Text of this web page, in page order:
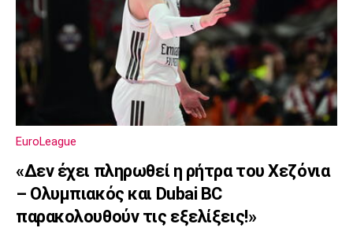
EuroLeague
«Δεν έχει πληρωθεί η ρήτρα του Χεζόνια
– Ολυμπιακός και Dubai BC
παρακολουθούν τις εξελίξεις!»